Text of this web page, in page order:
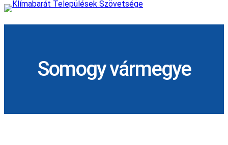
Skip
to
Somogy vármegye